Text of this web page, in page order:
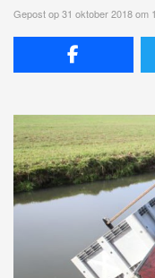
Gepost op 31 oktober 2018 om